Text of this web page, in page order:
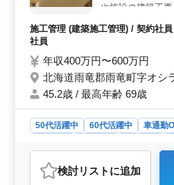
や施設の建築工
す。 社員を大切
栄に繋がると考
ンション工事を中
・予算管理・工程
確認、指示 ・資
格● ・建築施工管
技士有資格者優遇
施工管理 (建築施工管理) / 契約社
社員
年収400万円〜600万円
北海道雨竜郡雨竜町字オシ
45.2歳 / 最高年齢 69歳
50代活躍中 60代活躍中 車通勤
おすすめポイント
検討リスト に追加